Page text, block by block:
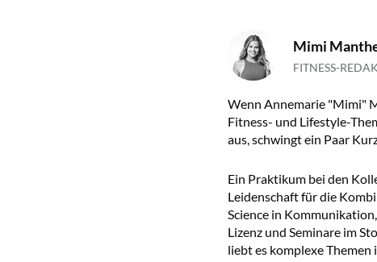
Mimi
FITNESS-
Wenn Annemarie "Mimi"
Fitness- und Lifestyle-
aus, schwingt ein Paar
Ein Praktikum bei den
Leidenschaft für die
Science in
Lizenz und Seminare im
liebt es komplexe